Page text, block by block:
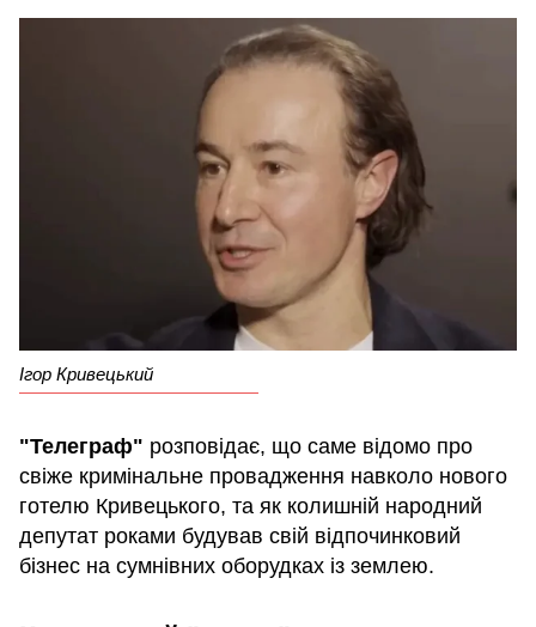
Ігор Кривецький
"Телеграф" розповідає, що саме відомо про
свіже кримінальне провадження навколо нового
готелю Кривецького, та як колишній народний
депутат роками будував свій відпочинковий
бізнес на сумнівних оборудках із землею.